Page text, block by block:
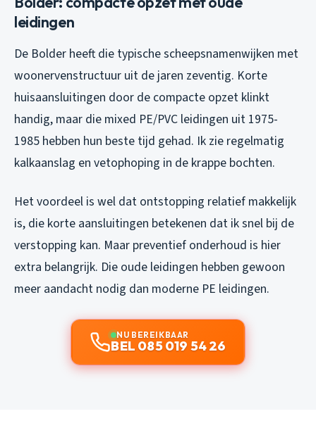
leidingen
De Bolder heeft die typische scheepsnamenwijken met
woonervenstructuur uit de jaren zeventig. Korte
huisaansluitingen door de compacte opzet klinkt
handig, maar die mixed PE/PVC leidingen uit 1975-
1985 hebben hun beste tijd gehad. Ik zie regelmatig
kalkaanslag en vetophoping in de krappe bochten.
Het voordeel is wel dat ontstopping relatief makkelijk
is, die korte aansluitingen betekenen dat ik snel bij de
verstopping kan. Maar preventief onderhoud is hier
extra belangrijk. Die oude leidingen hebben gewoon
meer aandacht nodig dan moderne PE leidingen.
NU BEREIKBAAR
BEL 085 019 54 26